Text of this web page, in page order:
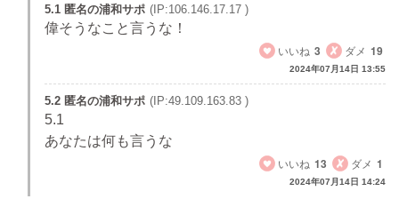
5.1 匿名の浦和サポ (IP:106.146.17.17 )
偉そうなこと言うな！
いいね 3 ダメ 19
2024年07月14日 13:55
5.2 匿名の浦和サポ (IP:49.109.163.83 )
5.1
あなたは何も言うな
いいね 13 ダメ 1
2024年07月14日 14:24